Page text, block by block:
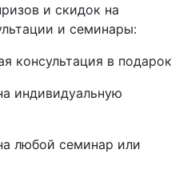
и скидок на
и семинары:
консультация в подарок
индивидуальную
любой семинар или